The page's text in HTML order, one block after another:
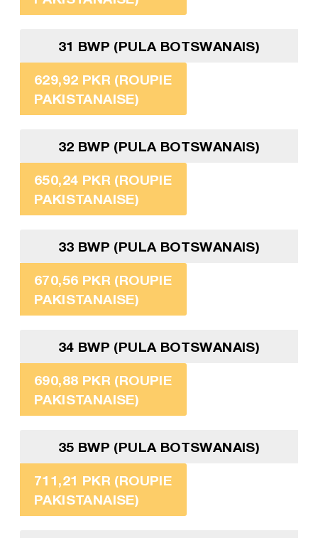
31 BWP (PULA BOTSWANAIS)
629,92 PKR (ROUPIE
PAKISTANAISE)
32 BWP (PULA BOTSWANAIS)
650,24 PKR (ROUPIE
PAKISTANAISE)
33 BWP (PULA BOTSWANAIS)
670,56 PKR (ROUPIE
PAKISTANAISE)
34 BWP (PULA BOTSWANAIS)
690,88 PKR (ROUPIE
PAKISTANAISE)
35 BWP (PULA BOTSWANAIS)
711,21 PKR (ROUPIE
PAKISTANAISE)